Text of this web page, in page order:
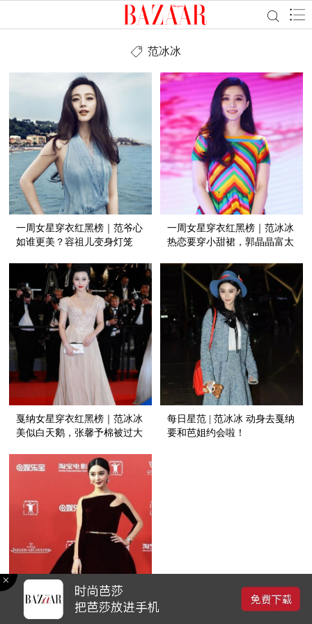
范冰冰
一周女星穿衣红黑榜｜范爷心
如谁更美？容祖儿变身灯笼
一周女星穿衣红黑榜｜范冰冰
热恋要穿小甜裙，郭晶晶富太
戛纳女星穿衣红黑榜｜范冰冰
美似白天鹅，张馨予棉被过大
每日星范 | 范冰冰 动身去戛纳
要和芭姐约会啦！
上海电影节女星红黑榜｜范冰